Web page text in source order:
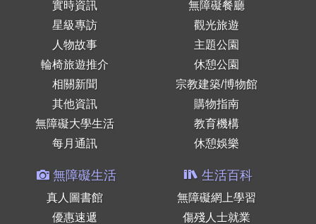
實時資訊
星級專訪
人物故事
輪椅旅遊推介
相關新聞
其他資訊
無障礙大學生活
每月通訊
無障礙餐廳
觀光旅遊
主題公園
休憩公園
宗教建築/博物館
購物指南
教育機構
休憩娛樂
無障礙生活
真人圖書館
優惠速遞
生活百科
無障礙網上學習
傷殘人士就業